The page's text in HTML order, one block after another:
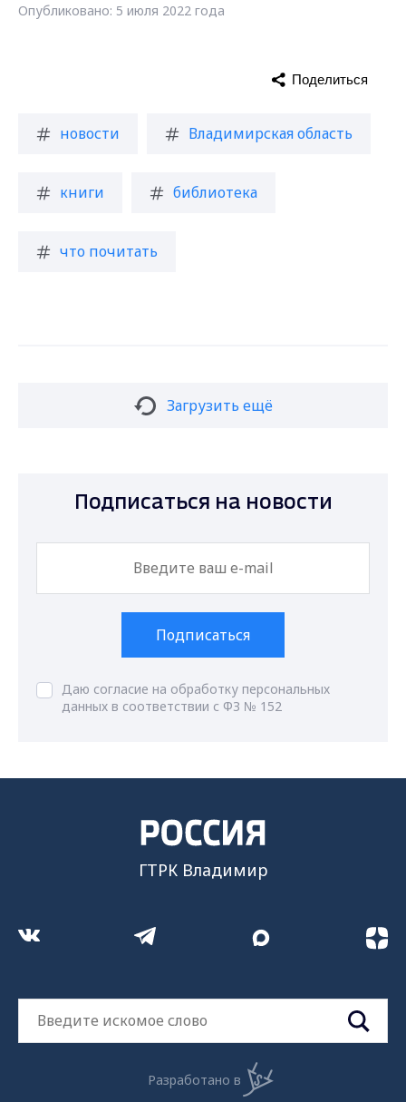
Опубликовано: 5 июля 2022 года
новости Владимирская область
книги библиотека
что почитать
Поделиться
Загрузить ещё
Подписаться на новости
Подписаться
Даю согласие на обработку персональных
данных в соответствии с ФЗ № 152
ГТРК Владимир
Разработано в